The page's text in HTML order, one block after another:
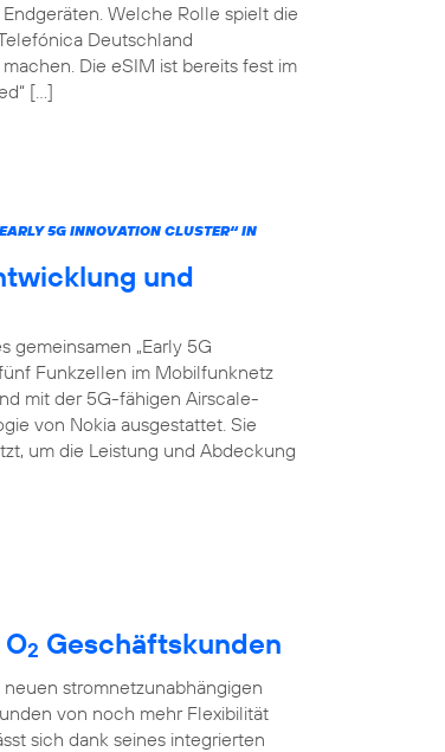
Welche Rolle spielt die
Deutschland
Die eSIM ist bereits fest im
[…]
5G INNOVATION CLUSTER“ IN
und
gemeinsamen „Early 5G
Funkzellen im Mobilfunknetz
mit der 5G-fähigen Airscale-
von Nokia ausgestattet. Sie
um die Leistung und Abdeckung
2 Geschäftskunden
stromnetzunabhängigen
von noch mehr Flexibilität
sich dank seines integrierten